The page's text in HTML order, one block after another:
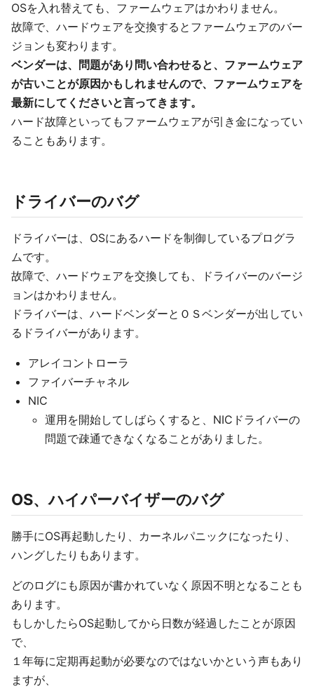
OSを入れ替えても、ファームウェアはかわりません。
故障で、ハードウェアを交換するとファームウェアのバー
ジョンも変わります。
ベンダーは、問題があり問い合わせると、ファームウェア
が古いことが原因かもしれませんので、ファームウェアを
最新にしてくださいと言ってきます。
ハード故障といってもファームウェアが引き金になってい
ることもあります。
ドライバーのバグ
ドライバーは、OSにあるハードを制御しているプログラ
ムです。
故障で、ハードウェアを交換しても、ドライバーのバージ
ョンはかわりません。
ドライバーは、ハードベンダーとＯＳベンダーが出してい
るドライバーがあります。
アレイコントローラ
ファイバーチャネル
NIC
運用を開始してしばらくすると、NICドライバーの
問題で疎通できなくなることがありました。
OS、ハイパーバイザーのバグ
勝手にOS再起動したり、カーネルパニックになったり、
ハングしたりもあります。
どのログにも原因が書かれていなく原因不明となることも
あります。
もしかしたらOS起動してから日数が経過したことが原因
で、
１年毎に定期再起動が必要なのではないかという声もあり
ますが、